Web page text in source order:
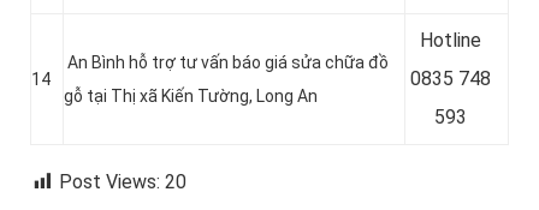
14
An Bình hỗ trợ tư vấn báo giá sửa chữa đồ
gỗ tại Thị xã Kiến Tường, Long An
Hotline
0835 748
593
Post Views: 20